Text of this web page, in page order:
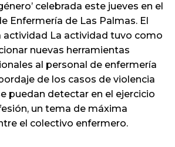
celebrada este jueves en el
Enfermería de Las Palmas. El
actividad La actividad tuvo como
nuevas herramientas
al personal de enfermería
de los casos de violencia
puedan detectar en el ejercicio
un tema de máxima
el colectivo enfermero.